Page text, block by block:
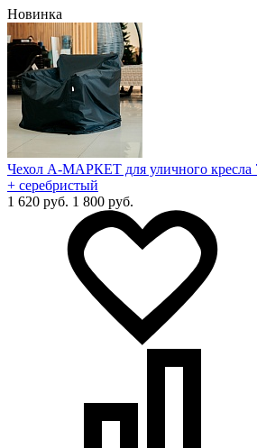
Новинка
Чехол А-МАРКЕТ для уличного кресла
+ серебристый
1 620 руб. 1 800 руб.